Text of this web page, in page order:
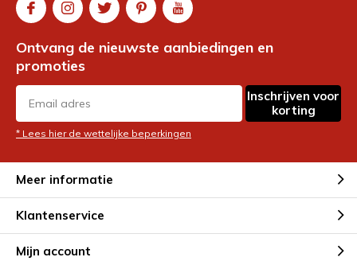
Ontvang de nieuwste aanbiedingen en
promoties
Inschrijven voor
korting
* Lees hier de wettelijke beperkingen
Meer informatie
Klantenservice
Mijn account